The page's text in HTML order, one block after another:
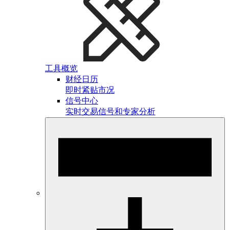
工具概览
财经日历
即时紧贴市况
信号中心
实时交易信号和专家分析